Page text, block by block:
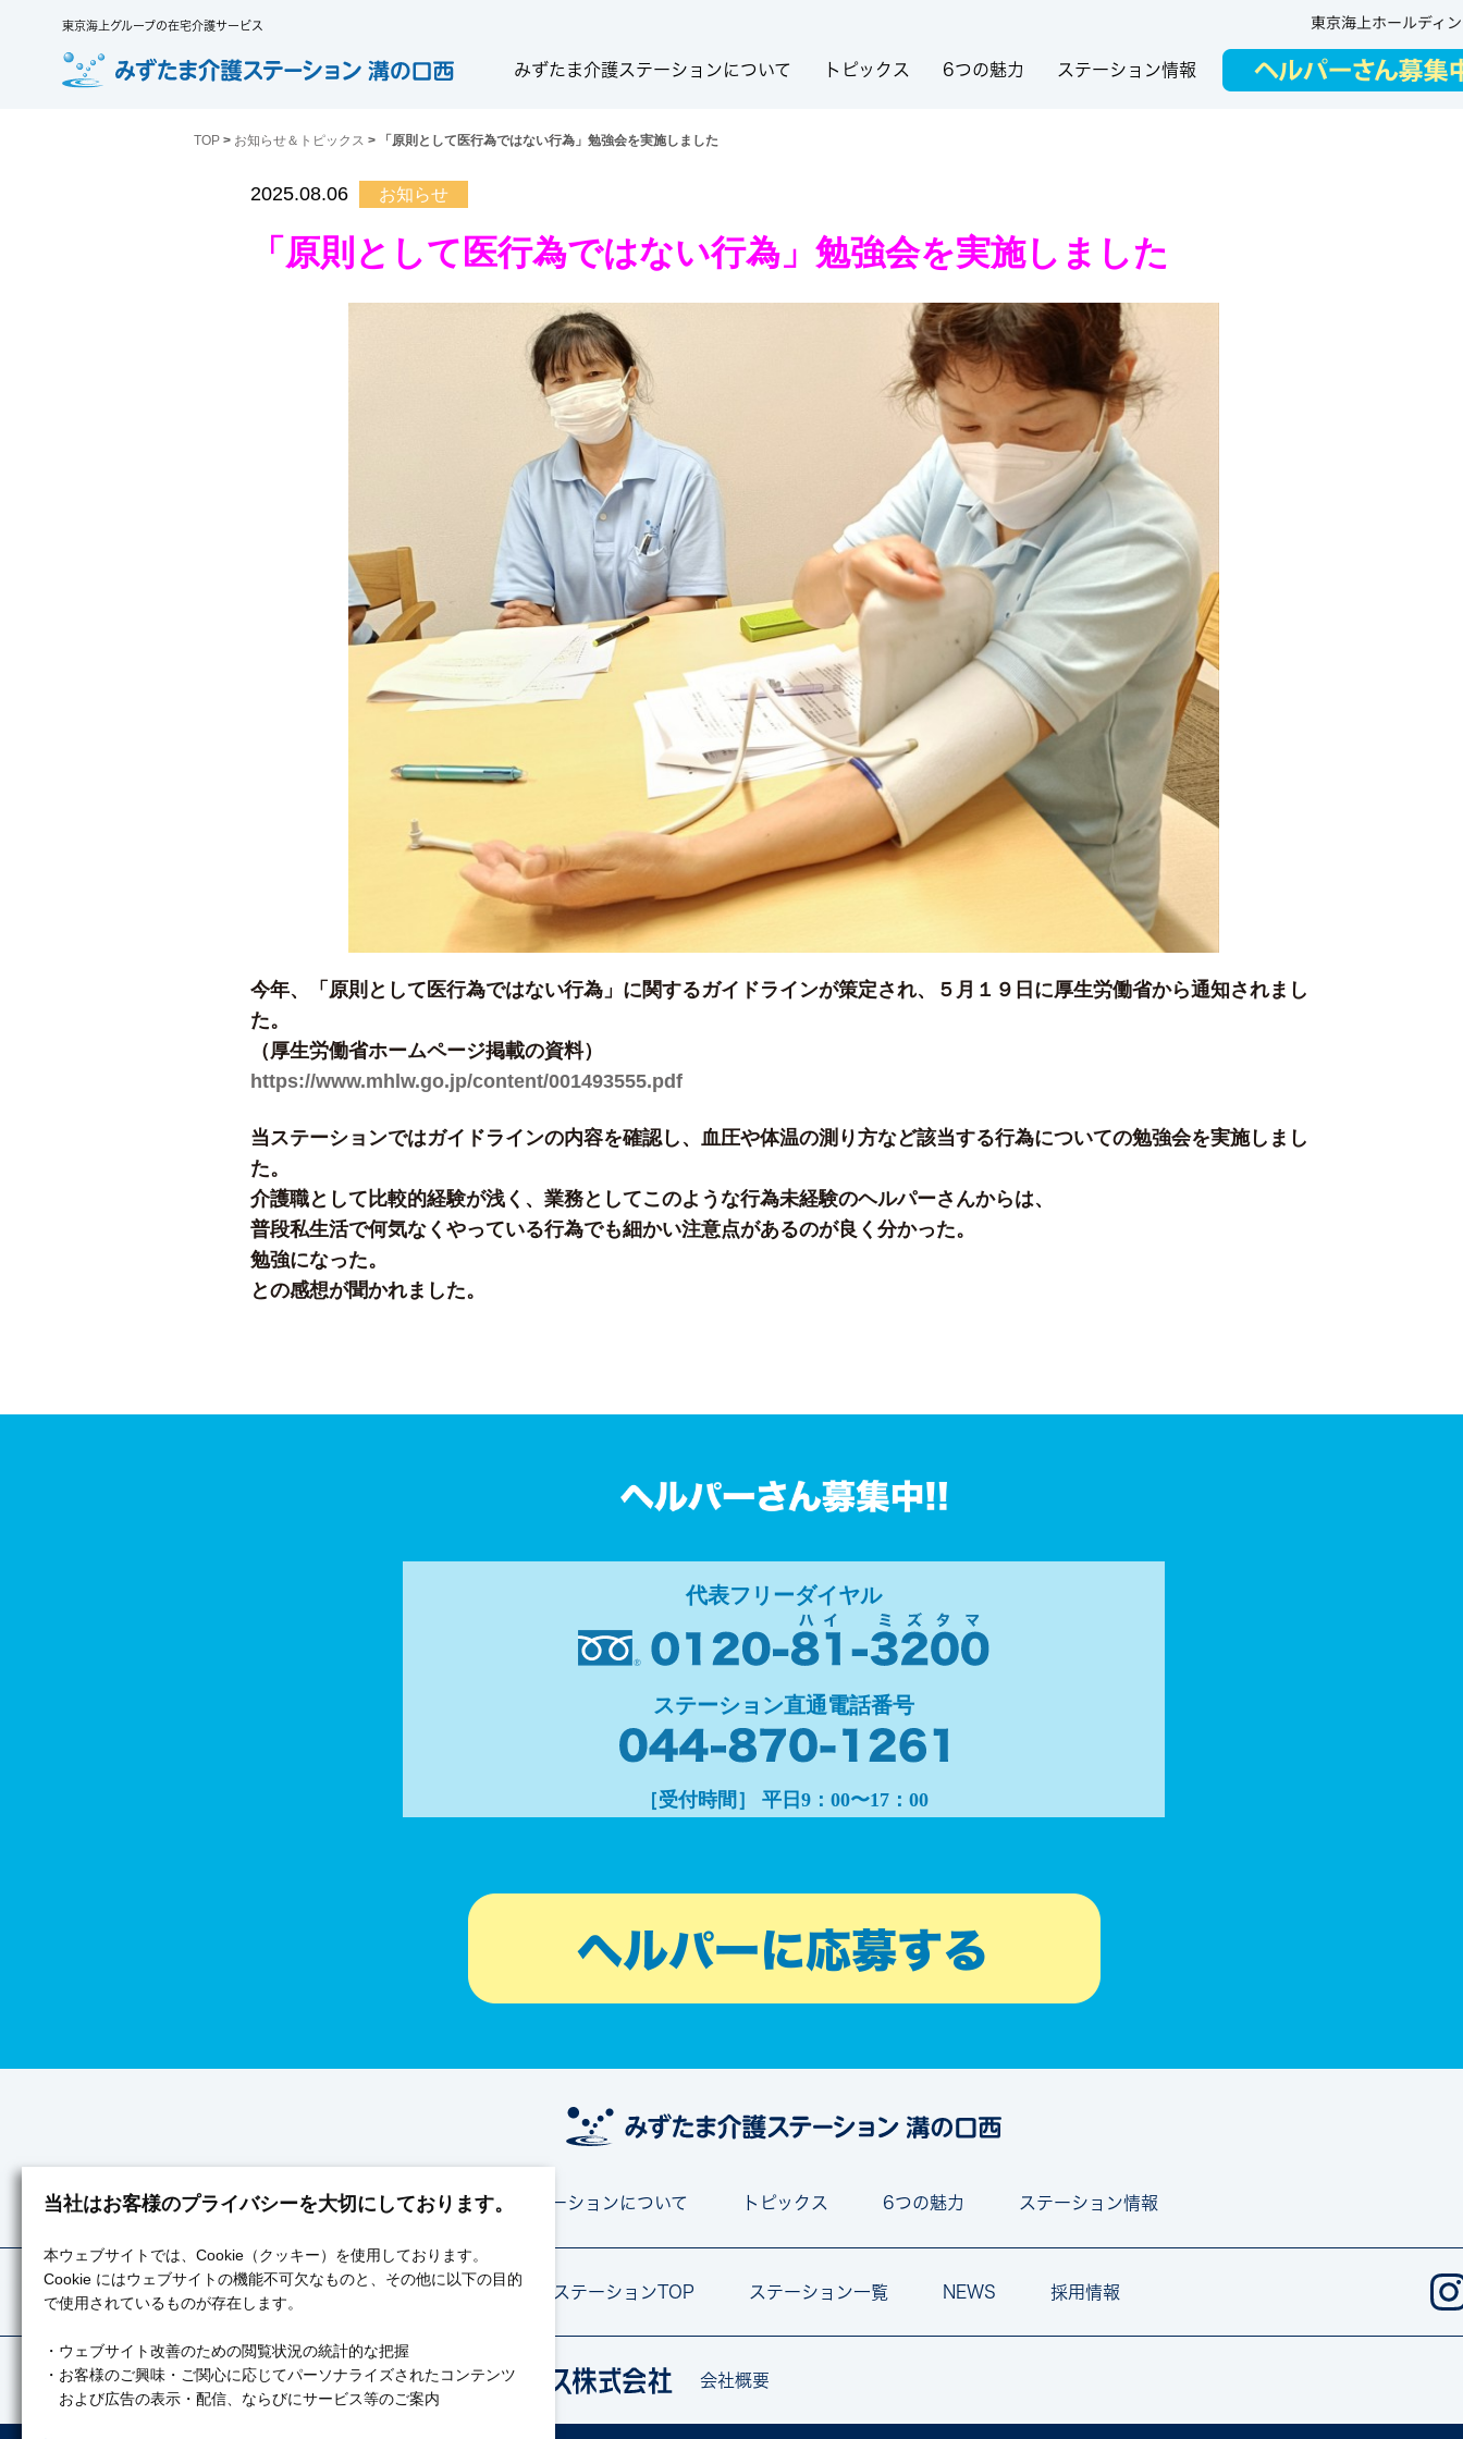
東京海上グループの在宅介護サービス 東京海上ホールディ
みずたま介護ステーションについて トピックス 6つの魅力 ステーション情報
TOP > お知らせ＆トピックス > 「原則として医行為ではない行為」勉強会を実施しました
2025.08.06 お知らせ
「原則として医行為ではない行為」勉強会を実施しました
今年、「原則として医行為ではない行為」に関するガイドラインが策定され、５月１９日に厚生労働省から通知されまし
た。
（厚生労働省ホームページ掲載の資料）
https://www.mhlw.go.jp/content/001493555.pdf
当ステーションではガイドラインの内容を確認し、血圧や体温の測り方など該当する行為についての勉強会を実施しまし
た。
介護職として比較的経験が浅く、業務としてこのような行為未経験のヘルパーさんからは、
普段私生活で何気なくやっている行為でも細かい注意点があるのが良く分かった。
勉強になった。
との感想が聞かれました。
代表フリーダイヤル
ステーション直通電話番号
［受付時間］ 平日9：00〜17：00
みずたま介護ステーションについて トピックス 6つの魅力 ステーション情報
みずたま介護ステーションTOP ステーション一覧 NEWS 採用情報
会社概要
当社はお客様のプライバシーを大切にしております。
本ウェブサイトでは、Cookie（クッキー）を使用しております。
Cookie にはウェブサイトの機能不可欠なものと、その他に以下の目的
で使用されているものが存在します。
・ウェブサイト改善のための閲覧状況の統計的な把握
・お客様のご興味・ご関心に応じてパーソナライズされたコンテンツ
および広告の表示・配信、ならびにサービス等のご案内